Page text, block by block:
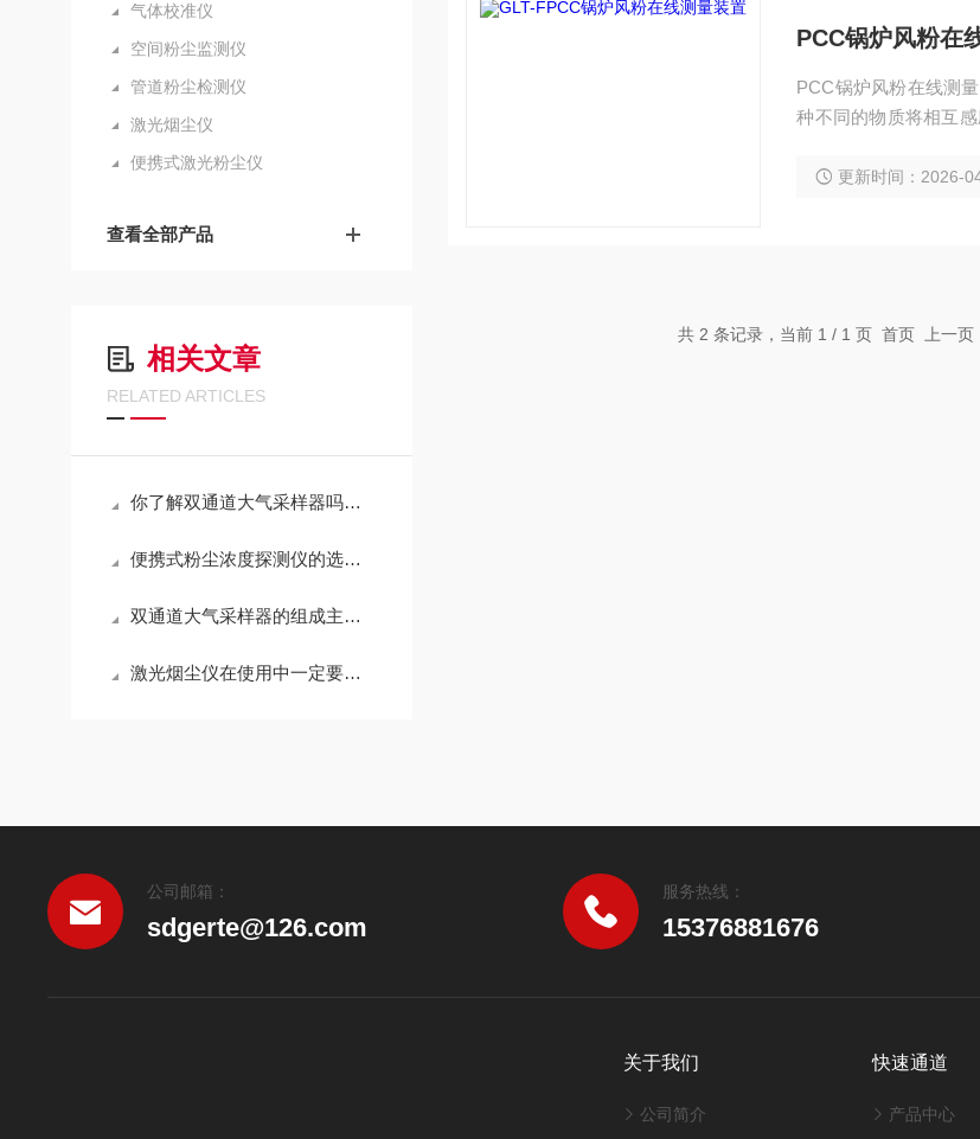
气体校准仪
空间粉尘监测仪
管道粉尘检测仪
激光烟尘仪
便携式激光粉尘仪
查看全部产品
相关文章
RELATED ARTICLES
你了解双通道大气采样器吗？它的功能特点是怎样的
便携式粉尘浓度探测仪的选择应根据实际应用有所区别
双通道大气采样器的组成主要有以下三部分
激光烟尘仪在使用中一定要注意这些问题
PCC锅炉风粉在
PCC锅炉风粉在线测
种不同的物质将相互
更新时间：2026-
共 2 条记录，当前 1 / 1 页 首页 上一
公司邮箱：
sdgerte@126.com
服务热线：
15376881676
关于我们
公司简介
快速通道
产品中心